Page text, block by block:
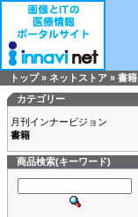
トップ» ネットストア » 書籍
カテゴリー
月刊インナービジョン
書籍
商品検索(キーワード)